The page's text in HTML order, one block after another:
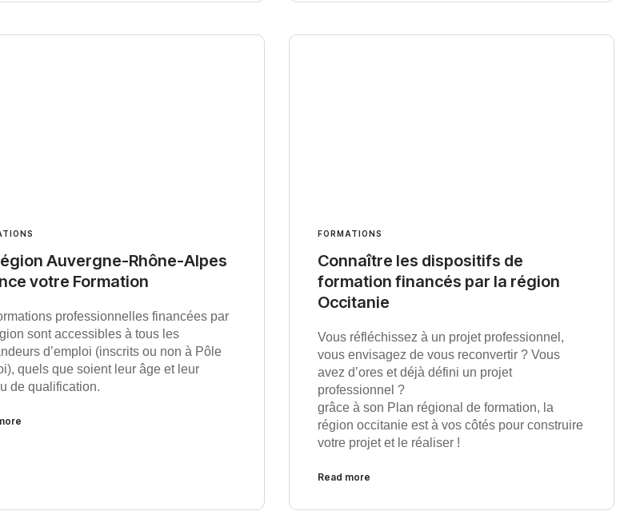
Auvergne-Rhône-Alpes
votre Formation
professionnelles financées par
sont accessibles à tous les
d’emploi (inscrits ou non à Pôle
quels que soient leur âge et leur
de qualification.
FORMATIONS
Connaître les dispositifs de
formation financés par la région
Occitanie
Vous réfléchissez à un projet professionnel,
vous envisagez de vous reconvertir ? Vous
avez d’ores et déjà défini un projet
professionnel ?
grâce à son Plan régional de formation, la
région occitanie est à vos côtés pour construire
votre projet et le réaliser !
Read more